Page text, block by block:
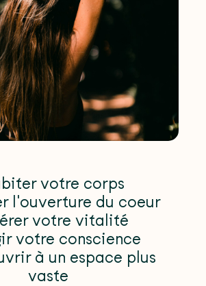
votre corps
l'ouverture du coeur
votre vitalité
votre conscience
à un espace plus
vaste